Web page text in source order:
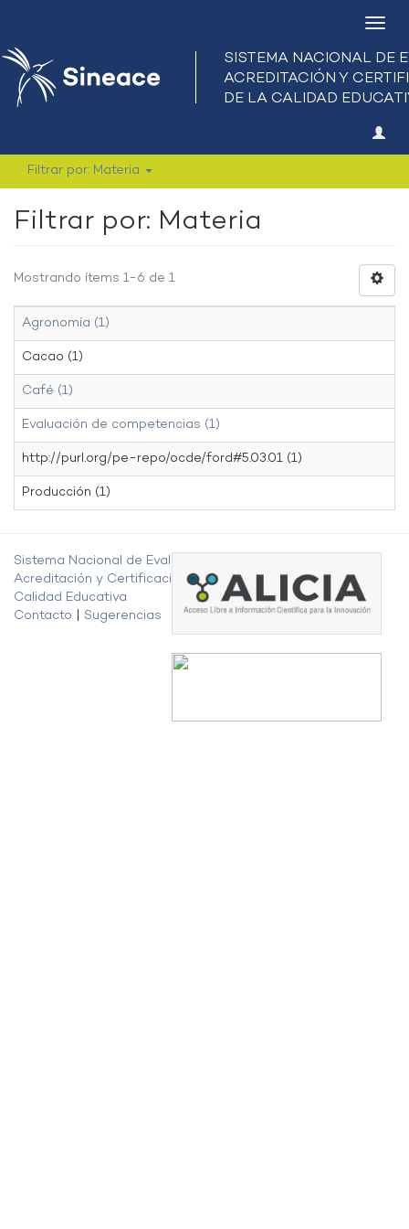
Filtrar por: Materia
Filtrar por: Materia
Mostrando ítems 1-6 de 1
Agronomía (1)
Cacao (1)
Café (1)
Evaluación de competencias (1)
http://purl.org/pe-repo/ocde/ford#5.03.01 (1)
Producción (1)
Sistema Nacional de Evaluación,
Acreditación y Certificación de la
Calidad Educativa
Contacto
Sugerencias